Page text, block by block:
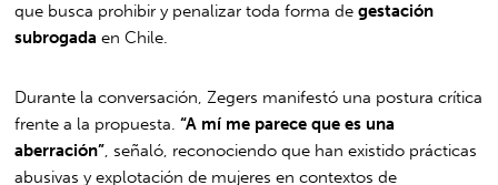
que busca prohibir y penalizar toda forma degestación
subrogada en Chile.
Durante la conversación, Zegers manifestó una postura crítica
frente a la propuesta.“A mí me parece que es una
aberración”, señaló, reconociendo que han existido prácticas
abusivas y explotación de mujeres en contextos de